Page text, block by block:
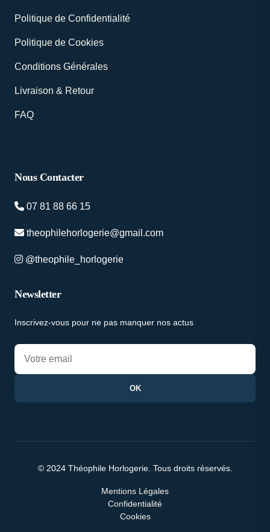
Politique de Confidentialité
Politique de Cookies
Conditions Générales
Livraison & Retour
FAQ
Nous Contacter
07 81 88 66 15
theophilehorlogerie@gmail.com
@theophile_horlogerie
Newsletter
Inscrivez-vous pour ne pas manquer nos actus
OK
© 2024 Théophile Horlogerie. Tous droits réservés.
Mentions Légales
Confidentialité
Cookies